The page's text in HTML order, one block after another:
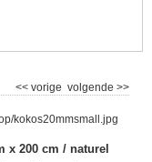
volgende >>
<< vorige
x 200 cm / naturel